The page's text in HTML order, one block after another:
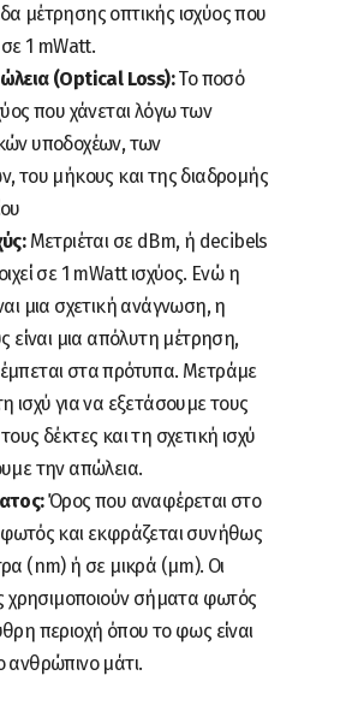
μέτρησης οπτικής ισχύος που
σε 1 mWatt.
(Optical Loss):Το ποσό
που χάνεται λόγω των
υποδοχέων, των
του μήκους και της διαδρομής
Μετριέται σε dBm, ή decibels
σε 1 mWatt ισχύος. Ενώ η
μια σχετική ανάγνωση, η
είναι μια απόλυτη μέτρηση,
στα πρότυπα. Μετράμε
ισχύ για να εξετάσουμε τους
δέκτες και τη σχετική ισχύ
την απώλεια.
Όρος που αναφέρεται στο
και εκφράζεται συνήθως
(nm) ή σε μικρά (μm). Οι
χρησιμοποιούν σήματα φωτός
περιοχή όπου το φως είναι
ανθρώπινο μάτι.